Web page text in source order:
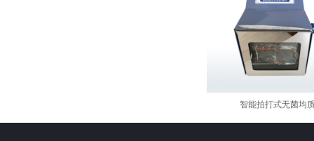
智能拍打式无菌均